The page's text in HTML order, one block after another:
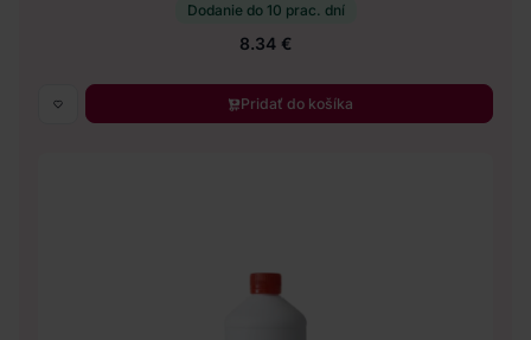
Dodanie do 10 prac. dní
8.34 €
Pridať do košíka